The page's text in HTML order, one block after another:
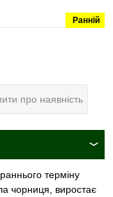
Ранній
про наявність
терміну
чорниця, виростає